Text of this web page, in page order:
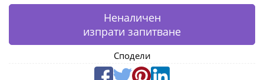
Неналичен
изпрати запитване
Сподели